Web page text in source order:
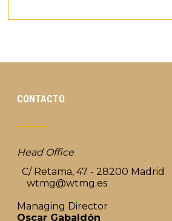
CONTACTO
Head Office
C/ Retama, 47 - 28200 Madrid
wtmg@wtmg.es
Managing Director
Oscar Gabaldón